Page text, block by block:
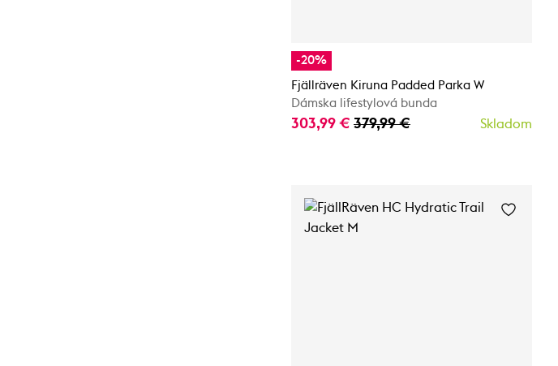
-20%
Fjällräven Kiruna Padded Parka W
Dámska lifestylová bunda
303,99 € 379,99 € Skladom